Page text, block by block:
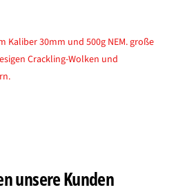
Kaliber 30mm und 500g NEM. große
Crackling-Wolken und
unsere Kunden